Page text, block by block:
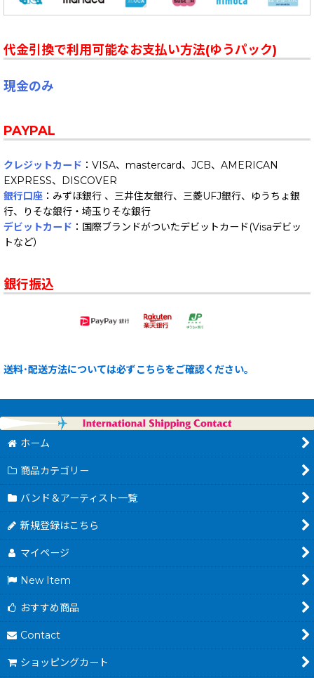
代金引換で利用可能なお支払い方法(ゆうパック)
現金のみ
PAYPAL
クレジットカード ：VISA、mastercard、JCB、AMERICAN
EXPRESS、DISCOVER
銀行口座 ：みずほ銀行 、三井住友銀行、三菱UFJ銀行、ゆうちょ銀
行、りそな銀行・埼玉りそな銀行
デビットカード ：国際ブランドがついたデビットカード(Visaデビッ
トなど）
銀行振込
送料･配送方法については必ずこちらをご確認ください。
ホーム
商品カテゴリー
バンド＆アーティスト一覧
新規登録はこちら
マイページ
New Item
おすすめ商品
Contact
ショッピングカート